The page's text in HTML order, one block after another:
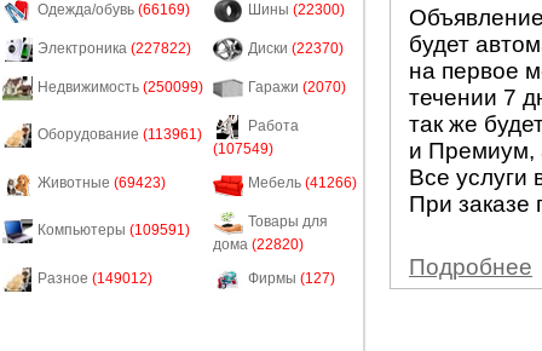
Одежда/обувь (66169) Шины (22300)
Электроника (227822) Диски (22370)
Недвижимость (250099) Гаражи (2070)
Оборудование (113961)
Работа
(107549)
Животные (69423) Мебель (41266)
Компьютеры (109591)
Товары для
дома (22820)
Разное (149012) Фирмы (127)
будет
на первое
течении 7
так же
и Премиум,
Все услуги
При заказе
Подробнее